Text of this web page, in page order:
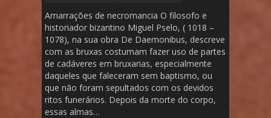
Amarrações de necromancia O filosofo e
historiador bizantino Miguel Pselo, ( 1018 –
1078), na sua obra De Daemonibus, descreve
com as bruxas costumam fazer uso de partes
de cadáveres em bruxarias, especialmente
daqueles que faleceram sem baptismo, ou
que não foram sepultados com os devidos
ritos funerários. Depois da morte do corpo,
essas almas…